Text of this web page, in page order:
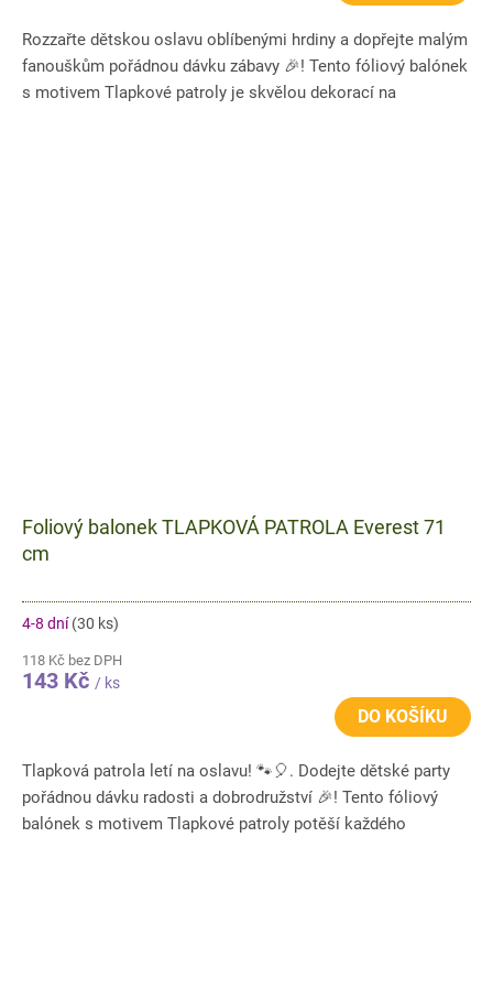
Rozzařte dětskou oslavu oblíbenými hrdiny a dopřejte malým
fanouškům pořádnou dávku zábavy 🎉! Tento fóliový balónek
s motivem Tlapkové patroly je skvělou dekorací na
Foliový balonek TLAPKOVÁ PATROLA Everest 71
cm
4-8 dní(30 ks)
118 Kč bez DPH
143 Kč / ks
DO KOŠÍKU
Tlapková patrola letí na oslavu! 🐾🎈. Dodejte dětské party
pořádnou dávku radosti a dobrodružství 🎉! Tento fóliový
balónek s motivem Tlapkové patroly potěší každého